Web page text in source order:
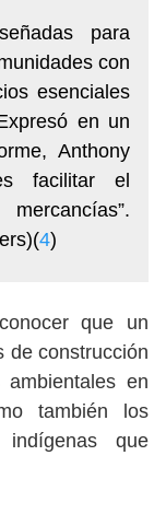
para
con
esenciales
en un
Anthony
facilitar el
4)
que un
de construcción
en
también los
que